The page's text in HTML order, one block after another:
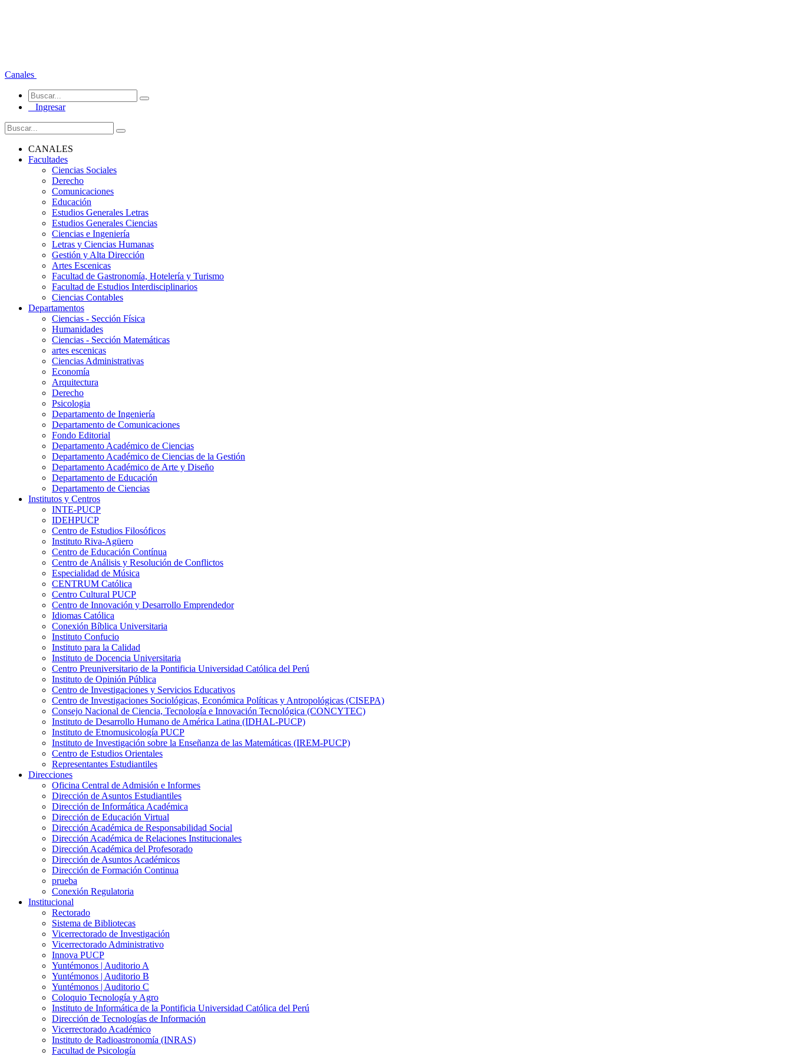
Canales
Ingresar
CANALES
Facultades
Ciencias Sociales
Derecho
Comunicaciones
Educación
Estudios Generales Letras
Estudios Generales Ciencias
Ciencias e Ingeniería
Letras y Ciencias Humanas
Gestión y Alta Dirección
Artes Escenicas
Facultad de Gastronomía, Hotelería y Turismo
Facultad de Estudios Interdisciplinarios
Ciencias Contables
Departamentos
Ciencias - Sección Física
Humanidades
Ciencias - Sección Matemáticas
artes escenicas
Ciencias Administrativas
Economía
Arquitectura
Derecho
Psicologia
Departamento de Ingeniería
Departamento de Comunicaciones
Fondo Editorial
Departamento Académico de Ciencias
Departamento Académico de Ciencias de la Gestión
Departamento Académico de Arte y Diseño
Departamento de Educación
Departamento de Ciencias
Institutos y Centros
INTE-PUCP
IDEHPUCP
Centro de Estudios Filosóficos
Instituto Riva-Agüero
Centro de Educación Contínua
Centro de Análisis y Resolución de Conflictos
Especialidad de Música
CENTRUM Católica
Centro Cultural PUCP
Centro de Innovación y Desarrollo Emprendedor
Idiomas Católica
Conexión Bíblica Universitaria
Instituto Confucio
Instituto para la Calidad
Instituto de Docencia Universitaria
Centro Preuniversitario de la Pontificia Universidad Católica del Perú
Instituto de Opinión Pública
Centro de Investigaciones y Servicios Educativos
Centro de Investigaciones Sociológicas, Económica Políticas y Antropológicas (CISEPA)
Consejo Nacional de Ciencia, Tecnología e Innovación Tecnológica (CONCYTEC)
Instituto de Desarrollo Humano de América Latina (IDHAL-PUCP)
Instituto de Etnomusicología PUCP
Instituto de Investigación sobre la Enseñanza de las Matemáticas (IREM-PUCP)
Centro de Estudios Orientales
Representantes Estudiantiles
Direcciones
Oficina Central de Admisión e Informes
Dirección de Asuntos Estudiantiles
Dirección de Informática Académica
Dirección de Educación Virtual
Dirección Académica de Responsabilidad Social
Dirección Académica de Relaciones Institucionales
Dirección Académica del Profesorado
Dirección de Asuntos Académicos
Dirección de Formación Continua
prueba
Conexión Regulatoria
Institucional
Rectorado
Sistema de Bibliotecas
Vicerrectorado de Investigación
Vicerrectorado Administrativo
Innova PUCP
Yuntémonos | Auditorio A
Yuntémonos | Auditorio B
Yuntémonos | Auditorio C
Coloquio Tecnología y Agro
Instituto de Informática de la Pontificia Universidad Católica del Perú
Dirección de Tecnologías de Información
Vicerrectorado Académico
Instituto de Radioastronomía (INRAS)
Facultad de Psicología